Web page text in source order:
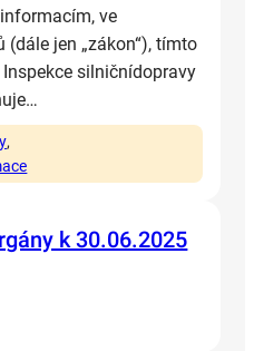
ve
jen „zákon“), tímto
silničnídopravy
,
k 30.06.2025